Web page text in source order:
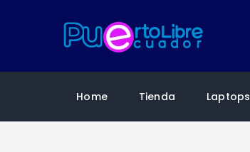
Home Tienda Laptops